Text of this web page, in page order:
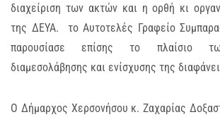
διαχείριση των ακτών και η ορθή κι
της ΔΕΥΑ. το Αυτοτελές Γραφείο
παρουσίασε επίσης το πλαίσιο
διαμεσολάβησης και ενίσχυσης της
Ο Δήμαρχος Χερσονήσου κ. Ζαχαρίας